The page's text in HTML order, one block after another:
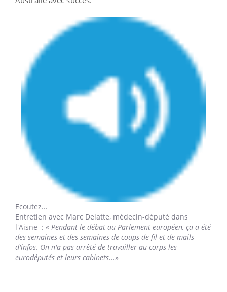
Ecoutez...
Entretien avec Marc Delatte, médecin-député dans
l'Aisne : « Pendant le débat au Parlement européen, ça a été
des semaines et des semaines de coups de fil et de mails
d'infos. On n'a pas arrêté de travailler au corps les
eurodéputés et leurs cabinets...»